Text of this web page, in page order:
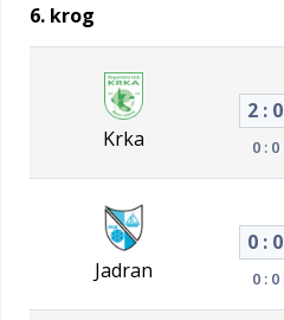
6. krog
Krka
2 : 0
0 : 0
Jadran
0 : 0
0 : 0